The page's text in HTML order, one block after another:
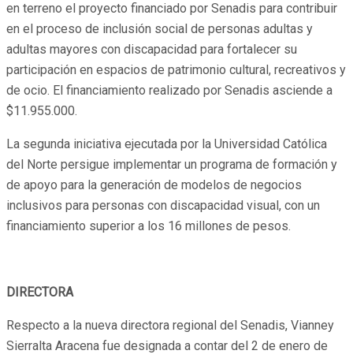
en terreno el proyecto financiado por Senadis para contribuir
en el proceso de inclusión social de personas adultas y
adultas mayores con discapacidad para fortalecer su
participación en espacios de patrimonio cultural, recreativos y
de ocio. El financiamiento realizado por Senadis asciende a
$11.955.000.
La segunda iniciativa ejecutada por la Universidad Católica
del Norte persigue implementar un programa de formación y
de apoyo para la generación de modelos de negocios
inclusivos para personas con discapacidad visual, con un
financiamiento superior a los 16 millones de pesos.
DIRECTORA
Respecto a la nueva directora regional del Senadis, Vianney
Sierralta Aracena fue designada a contar del 2 de enero de